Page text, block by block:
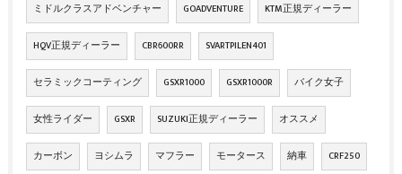
ミドルクラスアドベンチャー GOADVENTURE KTM正規ディーラー
HQV正規ディーラー CBR600RR SVARTPILEN401
セラミックコーティング GSXR1000 GSXR1000R バイク女子
女性ライダー GSXR SUZUKI正規ディーラー オススメ
カーボン ヨシムラ マフラー モータース 納車 CRF250